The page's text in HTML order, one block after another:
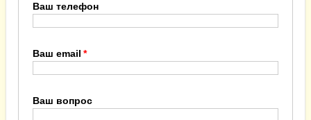
Ваш телефон
Ваш email
Ваш вопрос